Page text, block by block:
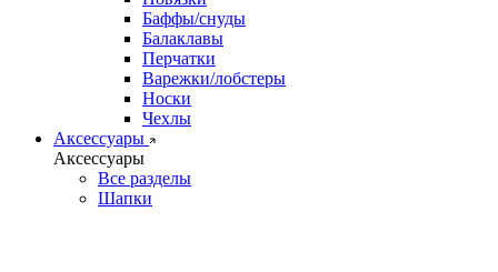
Баффы/снуды
Балаклавы
Перчатки
Варежки/лобстеры
Носки
Чехлы
Аксессуары
Аксессуары
Все разделы
Шапки